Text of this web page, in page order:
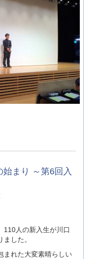
まり ～第6回入
110人の新入生が川口
した。
まれた大変素晴らしい